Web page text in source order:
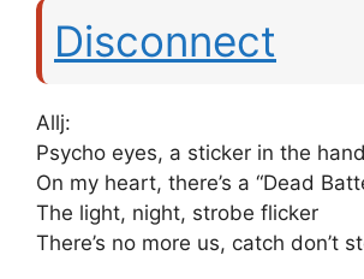
Disconnect
Allj:
Psycho eyes, a sticker in the
On my heart, there’s a “Dead
The light, night, strobe flicker
There’s no more us, catch don’t